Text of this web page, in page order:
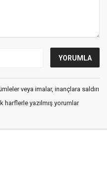
veya imalar, inançlara saldırı
harflerle yazılmış yorumlar